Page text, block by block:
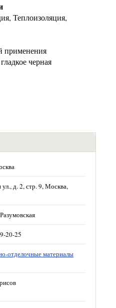
Теплоизоляция,
применения
черная
ул., д. 2, стр. 9, Москва,
20-25
отделочные материалы